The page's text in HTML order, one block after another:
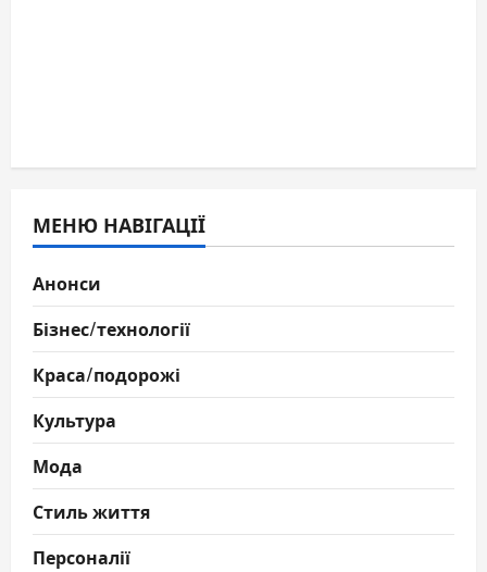
МЕНЮ НАВІГАЦІЇ
Анонси
Бізнес/технології
Краса/подорожі
Культура
Мода
Стиль життя
Персоналії